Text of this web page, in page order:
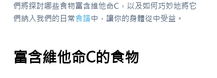
們將探討哪些食物富含維他命C，以及如何巧妙地將它
們納入我們的日常食譜中，讓你的身體從中受益。
富含維他命C的食物